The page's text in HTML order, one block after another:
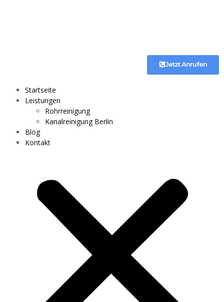
Jetzt Anrufen
Startseite
Leistungen
Rohrreinigung
Kanalreinigung Berlin
Blog
Kontakt